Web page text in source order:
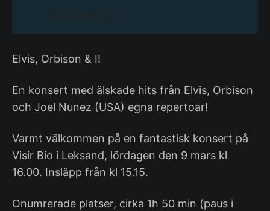
Elvis, Orbison & I!
En konsert med älskade hits från Elvis, Orbison
och Joel Nunez (USA) egna repertoar!
Varmt välkommen på en fantastisk konsert på
Visir Bio i Leksand, lördagen den 9 mars kl
16.00. Insläpp från kl 15.15.
Onumrerade platser, cirka 1h 50 min (paus i